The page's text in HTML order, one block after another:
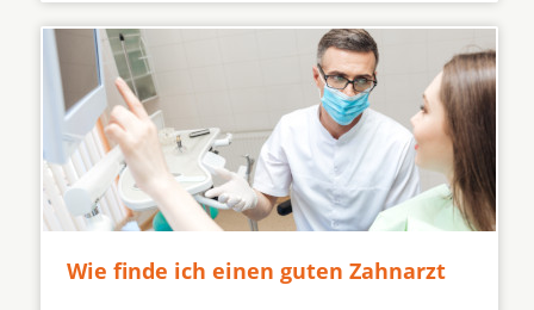
Wie finde ich einen guten Zahnarzt